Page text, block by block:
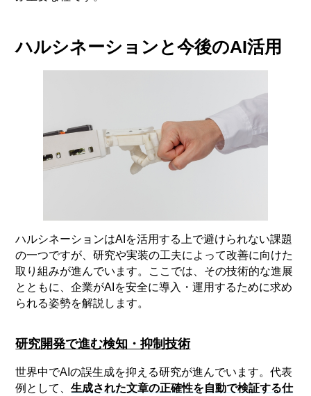
ハルシネーションと今後のAI活用
ハルシネーションはAIを活用する上で避けられない課題
の一つですが、研究や実装の工夫によって改善に向けた
取り組みが進んでいます。ここでは、その技術的な進展
とともに、企業がAIを安全に導入・運用するために求め
られる姿勢を解説します。
研究開発で進む検知・抑制技術
世界中でAIの誤生成を抑える研究が進んでいます。代表
例として、生成された文章の正確性を自動で検証する仕